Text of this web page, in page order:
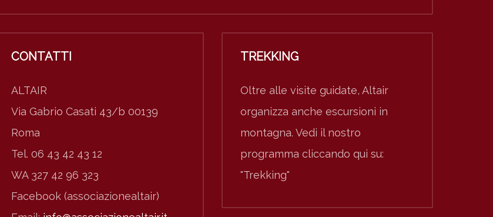
CONTATTI
ALTAIR
Via Gabrio Casati 43/b 00139
Roma
Tel. 06 43 42 43 12
WA 327 42 96 323
Facebook (associazionealtair)
TREKKING
Oltre alle visite guidate, Altair
organizza anche escursioni in
montagna. Vedi il nostro
programma cliccando qui su:
"Trekking"